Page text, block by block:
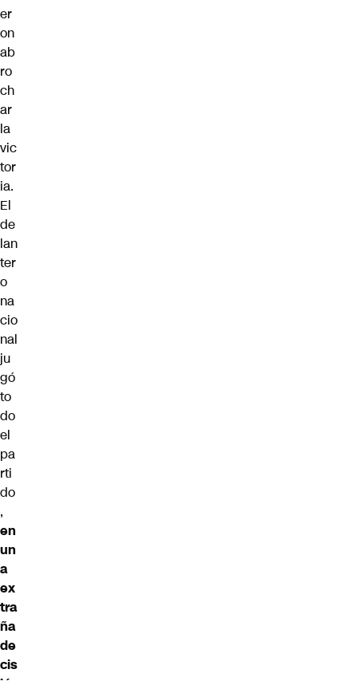
er
on
ab
ro
ch
ar
la
vic
tor
ia.
El
de
lan
ter
o
na
cio
nal
ju
gó
to
do
el
pa
rti
do
,
en
un
a
ex
tra
ña
de
cis